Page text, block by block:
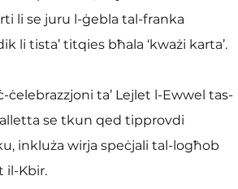
li se juru l-ġebla tal-franka
li tista’ titqies bħala ‘kważi karta’.
ċelebrazzjoni ta’ Lejlet l-Ewwel tas-
se tkun qed tipprovdi
inkluża wirja speċjali tal-logħob
il-Kbir.